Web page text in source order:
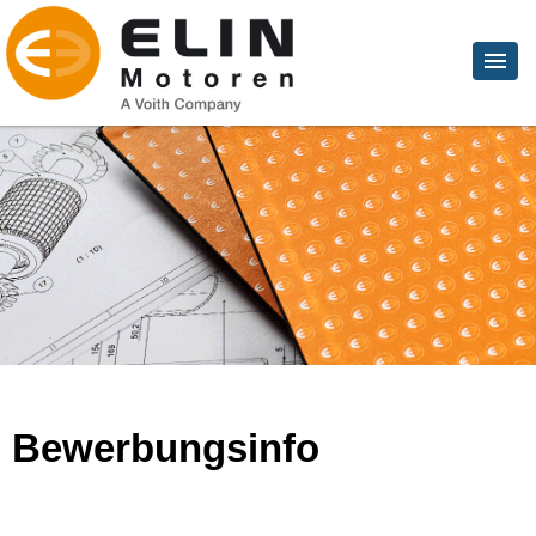
Bewerbungsinfo